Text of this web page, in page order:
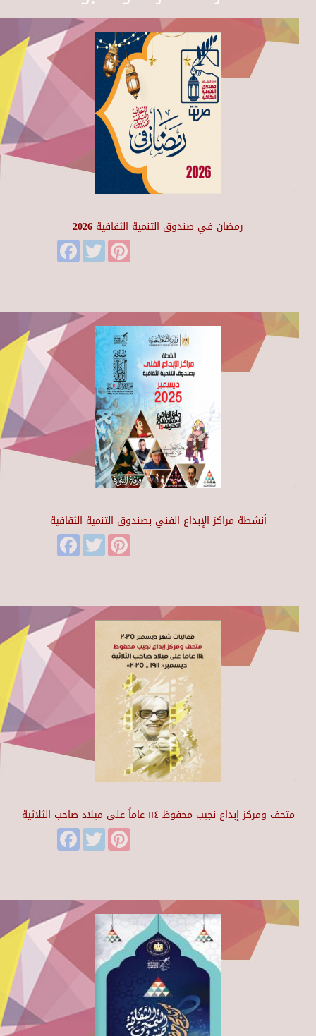
رمضان في صندوق التنمية الثقافية 2026
FacebookTwitter
أنشطة مراكز الإبداع الفني بصندوق التنمية الثقافية
FacebookTwitter
متحف ومركز إبداع نجيب محفوظ ١١٤ عاماً على ميلاد صاحب الثلاثية
FacebookTwitter